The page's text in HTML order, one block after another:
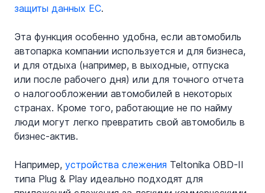
защиты данных ЕС.
Эта функция особенно удобна, если автомобиль
автопарка компании используется и для бизнеса,
и для отдыха (например, в выходные, отпуска
или после рабочего дня) или для точного отчета
о налогообложении автомобилей в некоторых
странах. Кроме того, работающие не по найму
люди могут легко превратить свой автомобиль в
бизнес-актив.
Например, устройства слежения Teltonika OBD-II
типа Plug & Play идеально подходят для